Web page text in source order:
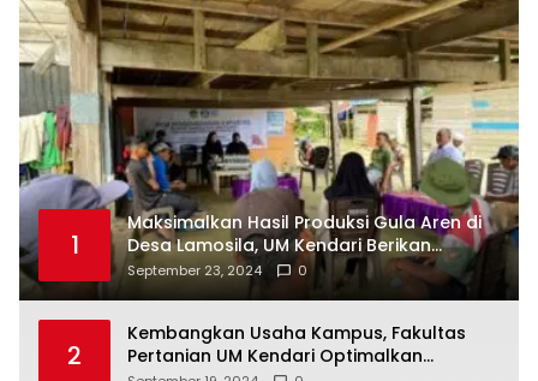
1
Maksimalkan Hasil Produksi Gula Aren di
Desa Lamosila, UM Kendari Berikan
Bantuan Alat Produksi Modern
September 23, 2024 0
2
Kembangkan Usaha Kampus, Fakultas
Pertanian UM Kendari Optimalkan